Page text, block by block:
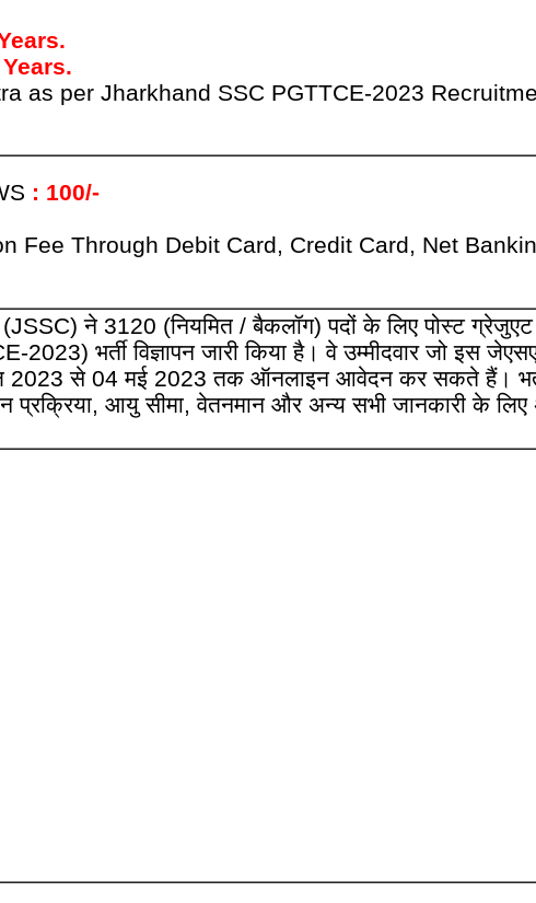
as per Jharkhand SSC PGTTCE-2023
: 100/-
Fee Through Debit Card, Credit Card, Net
ने 3120 (नियमित / बैकलॉग) पदों के लिए पोस्ट ग्रेजुएट
भर्ती विज्ञापन जारी किया है। वे उम्मीदवार जो इस
2023 से 04 मई 2023 तक ऑनलाइन आवेदन कर सकते हैं।
प्रक्रिया, आयु सीमा, वेतनमान और अन्य सभी जानकारी के